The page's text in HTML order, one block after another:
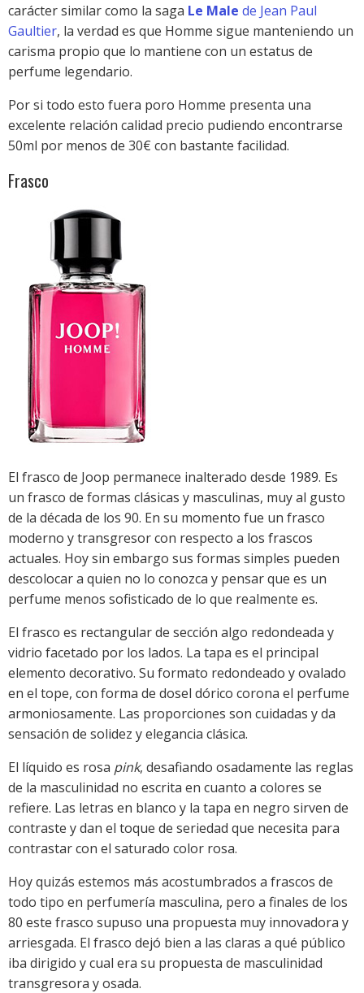
carácter similar como la saga Le Male de Jean Paul
Gaultier, la verdad es que Homme sigue manteniendo un
carisma propio que lo mantiene con un estatus de
perfume legendario.
Por si todo esto fuera poro Homme presenta una
excelente relación calidad precio pudiendo encontrarse
50ml por menos de 30€ con bastante facilidad.
Frasco
El frasco de Joop permanece inalterado desde 1989. Es
un frasco de formas clásicas y masculinas, muy al gusto
de la década de los 90. En su momento fue un frasco
moderno y transgresor con respecto a los frascos
actuales. Hoy sin embargo sus formas simples pueden
descolocar a quien no lo conozca y pensar que es un
perfume menos sofisticado de lo que realmente es.
El frasco es rectangular de sección algo redondeada y
vidrio facetado por los lados. La tapa es el principal
elemento decorativo. Su formato redondeado y ovalado
en el tope, con forma de dosel dórico corona el perfume
armoniosamente. Las proporciones son cuidadas y da
sensación de solidez y elegancia clásica.
El líquido es rosa pink, desafiando osadamente las reglas
de la masculinidad no escrita en cuanto a colores se
refiere. Las letras en blanco y la tapa en negro sirven de
contraste y dan el toque de seriedad que necesita para
contrastar con el saturado color rosa.
Hoy quizás estemos más acostumbrados a frascos de
todo tipo en perfumería masculina, pero a finales de los
80 este frasco supuso una propuesta muy innovadora y
arriesgada. El frasco dejó bien a las claras a qué público
iba dirigido y cual era su propuesta de masculinidad
transgresora y osada.